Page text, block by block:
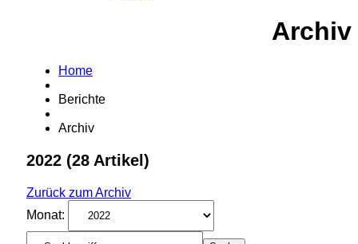
Archiv
Home
Berichte
Archiv
2022 (28 Artikel)
Zurück zum Archiv
Monat: